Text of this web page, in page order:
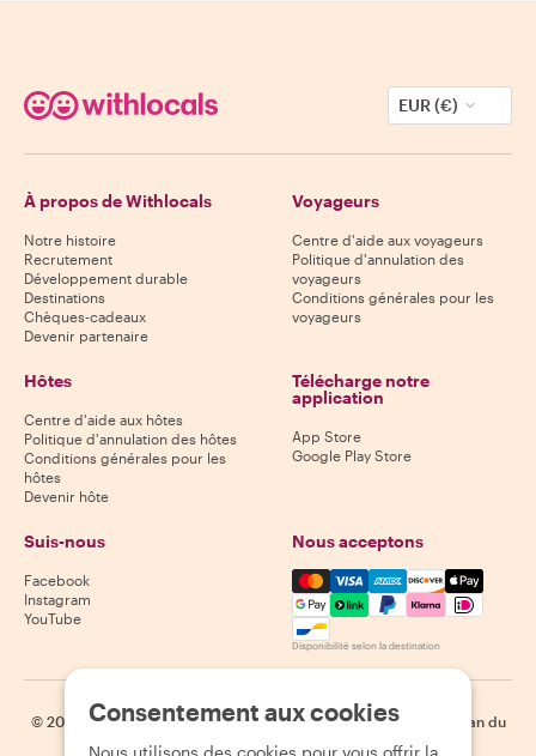
EUR (€)
À propos de Withlocals
Notre histoire
Recrutement
Développement durable
Destinations
Chèques-cadeaux
Devenir partenaire
Voyageurs
Centre d'aide aux voyageurs
Politique d'annulation des
voyageurs
Conditions générales pour les
voyageurs
Hôtes
Centre d'aide aux hôtes
Politique d'annulation des hôtes
Conditions générales pour les
hôtes
Devenir hôte
Télécharge notre
application
App Store
Google Play Store
Suis-nous
Facebook
Instagram
YouTube
Nous acceptons
Mastercard, Visa, Amex,
Disponibilité selon la destination
© 2026 Withlocals.com | Politique de confidentialité | Cookies
Plan du
site
Consentement aux cookies
Nous utilisons des cookies pour vous offrir la